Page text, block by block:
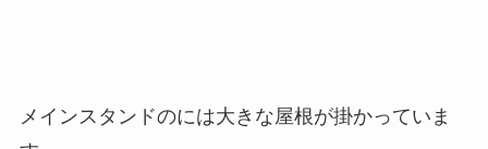
メインスタンドのには大きな屋根が掛かっていま